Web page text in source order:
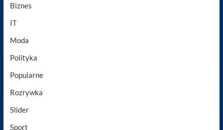
Biznes
IT
Moda
Polityka
Popularne
Rozrywka
Slider
Sport